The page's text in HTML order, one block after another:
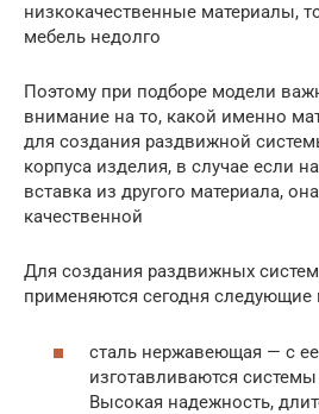
низкокачественные материалы,
мебель недолго
Поэтому при подборе модели
внимание на то, какой именно
для создания раздвижной
корпуса изделия, в случае если
вставка из другого материала,
качественной
Для создания раздвижных
применяются сегодня следующие
сталь нержавеющая — с
изготавливаются
Высокая надежность,